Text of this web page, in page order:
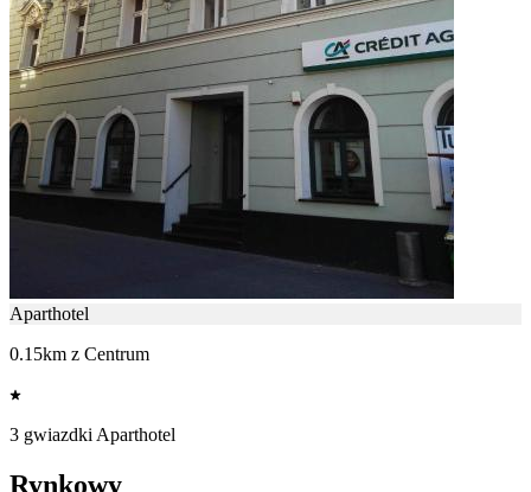
Aparthotel
0.15km z Centrum
3 gwiazdki Aparthotel
Rynkowy